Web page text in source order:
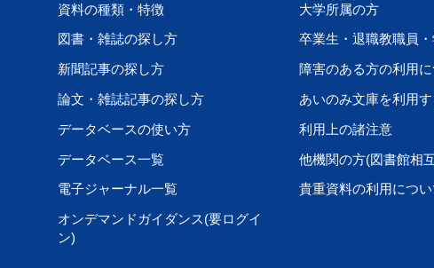
資料の種類・特徴
図書・雑誌の探し方
新聞記事の探し方
論文・雑誌記事の探し方
データベースの使い方
データベース一覧
電子ジャーナル一覧
オンデマンドガイダンス(要ログイ
ン)
大学所属の方
卒業生・退職教職員
障害のある方の利用に
あいのみ文庫を利用
利用上の諸注意
他機関の方(図書館相
貴重資料の利用につい